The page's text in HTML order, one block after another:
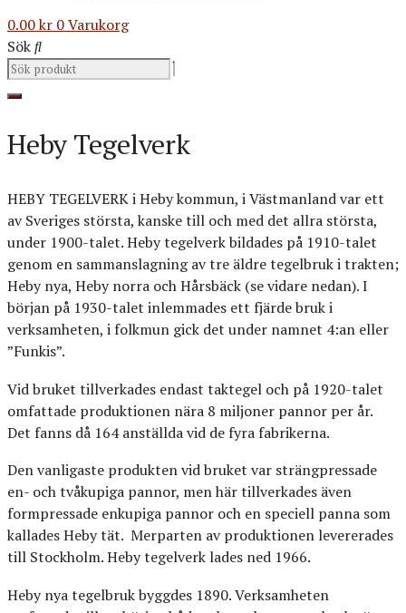
0.00kr 0Varukorg
Sök
Heby Tegelverk
HEBY TEGELVERK i Heby kommun, i Västmanland var ett
av Sveriges största, kanske till och med det allra största,
under 1900-talet. Heby tegelverk bildades på 1910-talet
genom en sammanslagning av tre äldre tegelbruk i trakten;
Heby nya, Heby norra och Hårsbäck (se vidare nedan). I
början på 1930-talet inlemmades ett fjärde bruk i
verksamheten, i folkmun gick det under namnet 4:an eller
”Funkis”.
Vid bruket tillverkades endast taktegel och på 1920-talet
omfattade produktionen nära 8 miljoner pannor per år.
Det fanns då 164 anställda vid de fyra fabrikerna.
Den vanligaste produkten vid bruket var strängpressade
en- och tvåkupiga pannor, men här tillverkades även
formpressade enkupiga pannor och en speciell panna som
kallades Heby tät. Merparten av produktionen levererades
till Stockholm. Heby tegelverk lades ned 1966.
Heby nya tegelbruk byggdes 1890. Verksamheten